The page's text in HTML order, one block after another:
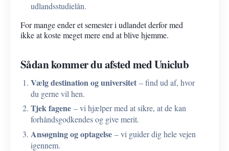
udlandsstudielån.
For mange ender et semester i udlandet derfor med
ikke at koste meget mere end at blive hjemme.
Sådan kommer du afsted med Uniclub
Vælg destination og universitet – find ud af, hvor
du gerne vil hen.
Tjek fagene – vi hjælper med at sikre, at de kan
forhåndsgodkendes og give merit.
Ansøgning og optagelse – vi guider dig hele vejen
igennem.